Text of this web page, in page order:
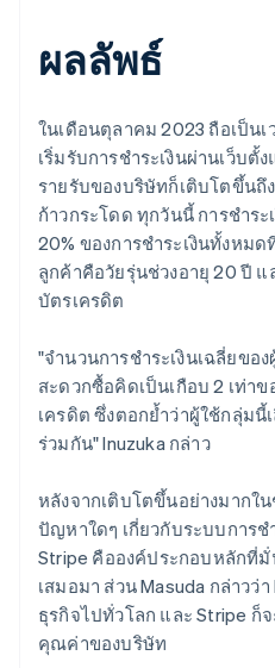
ผลลัพธ์
ในเดือนตุลาคม 2023 ถือเป็นเ
เริ่มรับการชำระเงินผ่านเว็บ
รายรับของบริษัทก็เติบโตขึ้นถึ
ก้าวกระโดด ทุกวันนี้ การชำร
20% ของการชำระเงินทั้งหม
ลูกค้าคือวัยรุ่นช่วงอายุ 20 ปี
บัตรเครดิต
"จำนวนการชำระเงินเฉลี่ยขอ
สะดวกซื้อคิดเป็นเกือบ 2 เท่า
เครดิต ซึ่งตอกย้ำว่าผู้ใช้กลุ่มนี้
ร่วมกัน" Inuzuka กล่าว
หลังจากเติบโตขึ้นอย่างมากใ
ปัญหาใดๆ เกี่ยวกับระบบการช
Stripe คือองค์ประกอบหลักที่มั่
เสมอมา ส่วน Masuda กล่าวว่
ธุรกิจไปทั่วโลก และ Stripe ก็
คุณค่าของบริษัท